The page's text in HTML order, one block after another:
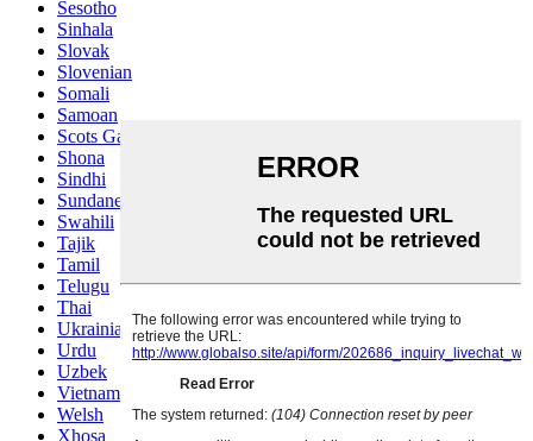
Sesotho
Sinhala
Slovak
Slovenian
Somali
Samoan
Scots Gaelic
Shona
Sindhi
Sundanese
Swahili
Tajik
Tamil
Telugu
Thai
Ukrainian
Urdu
Uzbek
Vietnamese
Welsh
Xhosa